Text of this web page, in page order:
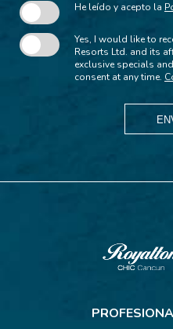
He leído y acepto la
Yes, I would like to
Resorts Ltd. and its
exclusive specials
consent at any time.
Cancun